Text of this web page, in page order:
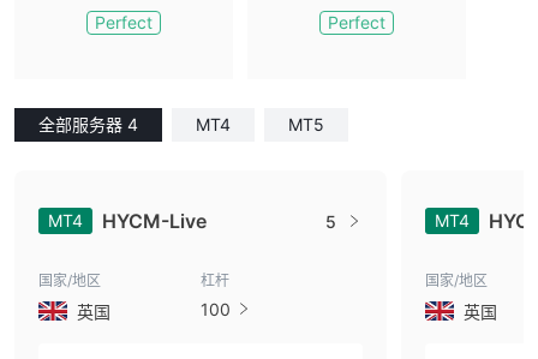
Perfect Perfect
全部服务器 4 MT4 MT5
MT4 HYCM-Live 5
国家/地区
英国
杠杆
100
MT4
国家/地区
英国